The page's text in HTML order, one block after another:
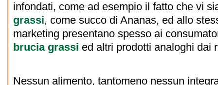
infondati, come ad esempio il fatto che vi
grassi, come succo di Ananas, ed allo
marketing presentano spesso ai
brucia grassi ed altri prodotti analoghi dai
Nessun alimento, tantomeno nessun